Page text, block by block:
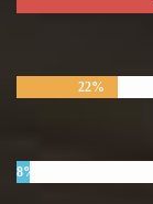
22%
8%